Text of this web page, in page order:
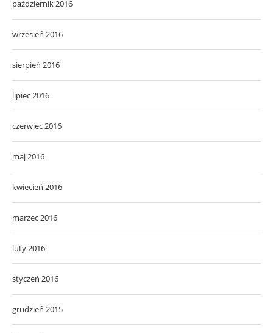
październik 2016
wrzesień 2016
sierpień 2016
lipiec 2016
czerwiec 2016
maj 2016
kwiecień 2016
marzec 2016
luty 2016
styczeń 2016
grudzień 2015